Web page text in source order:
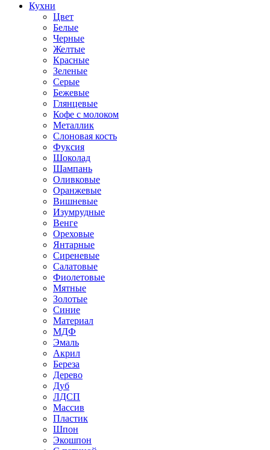
Кухни
Цвет
Белые
Черные
Желтые
Красные
Зеленые
Серые
Бежевые
Глянцевые
Кофе с молоком
Металлик
Слоновая кость
Фуксия
Шоколад
Шампань
Оливковые
Оранжевые
Вишневые
Изумрудные
Венге
Ореховые
Янтарные
Сиреневые
Салатовые
Фиолетовые
Мятные
Золотые
Синие
Материал
МДФ
Эмаль
Акрил
Береза
Дерево
Дуб
ЛДСП
Массив
Пластик
Шпон
Экошпон